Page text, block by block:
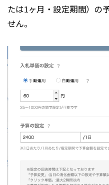
たは1ヶ月・設定期間）の
せん。